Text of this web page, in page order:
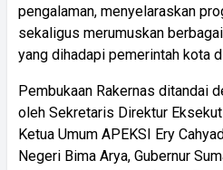
pengalaman, menyelaraskan
sekaligus merumuskan
yang dihadapi pemerintah kota
Pembukaan Rakernas ditandai
oleh Sekretaris Direktur
Ketua Umum APEKSI Ery
Negeri Bima Arya, Gubernur